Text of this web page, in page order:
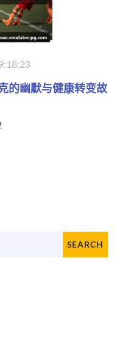
的幽默与健康转变故
SEARCH